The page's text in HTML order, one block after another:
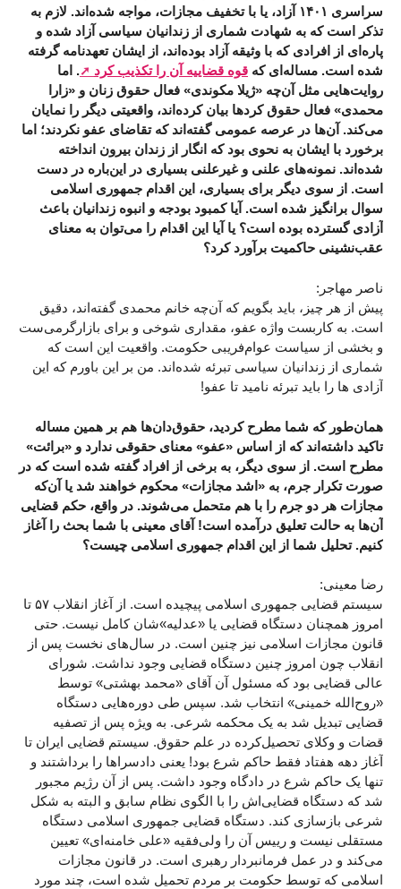
سراسری ۱۴۰۱ آزاد، یا با تخفیف مجازات، مواجه شده‌اند. لازم به
تذکر است که به شهادت شماری از زندانیان سیاسی آزاد شده و
پاره‌ای از افرادی که با وثیقه آزاد بوده‌اند، از ایشان تعهدنامه گرفته
شده است. مساله‌ای که قوه قضاییه آن را تکذیب کرد
. اما
روایت‌هایی مثل آن‌چه «ژیلا مکوندی» فعال حقوق زنان و «زارا
محمدی» فعال حقوق کردها بیان کرده‌اند، واقعیتی دیگر را نمایان
می‌‌کند. آن‌ها در عرصه عمومی گفته‌اند که تقاضای عفو نکردند؛ اما
برخورد با ایشان به نحوی بود که انگار از زندان بیرون انداخته
شده‌اند. نمونه‌های علنی و غیرعلنی بسیاری در این‌باره در دست
است. از سوی دیگر برای بسیاری، این اقدام جمهوری اسلامی
سوال‌ برانگیز شده است. آیا کمبود بودجه و انبوه زندانیان باعث
آزادی گسترده بوده است؟‌ یا آیا این اقدام را می‌توان به معنای
عقب‌نشینی حاکمیت برآورد کرد؟
ناصر مهاجر:
پیش از هر چیز، باید بگویم که آن‌چه خانم محمدی گفته‌اند، دقیق
است. به کاربست واژه عفو، مقداری شوخی و برای بازارگرمی‌ست
و بخشی از سیاست عوام‌فریبی حکومت. واقعیت این است که
شماری از زندانیان سیاسی تبرئه شده‌اند. من بر این باورم که این
آزادی ها را باید تبرئه نامید تا عفو!
همان‌طور که شما مطرح کردید، حقوق‌دان‌ها هم بر همین مساله
تاکید داشته‌اند که از اساس «عفو» معنای حقوقی ندارد و «برائت»
مطرح است. از سوی دیگر، به برخی از افراد گفته شده است که در
صورت تکرار جرم، به «اشد مجازات» محکوم خواهند شد یا آن‌که
مجازات هر دو جرم را با هم متحمل می‌شوند. در واقع، حکم قضایی
آن‌ها به حالت تعلیق درآمده است! آقای معینی با شما بحث را آغاز
کنیم. تحلیل شما از این اقدام جمهوری اسلامی چیست؟
رضا معینی:
سیستم قضایی جمهوری اسلامی پیچیده است. از آغاز انقلاب ۵۷ تا
امروز همچنان دستگاه قضایی یا «عدلیه»شان کامل نیست. حتی
قانون مجازات اسلامی نیز چنین است. در سال‌های نخست پس از
انقلاب چون امروز چنین دستگاه قضایی وجود نداشت. شورای
عالی قضایی بود که مسئول آن آقای «محمد بهشتی» توسط
«روح‌الله خمینی» انتخاب شد. سپس طی دوره‌هایی دستگاه
قضایی تبدیل شد به یک محکمه شرعی. به ویژه پس از تصفیه
قضات و وکلای تحصیل‌کرده در علم حقوق. سیستم قضایی ایران تا
آغاز دهه هفتاد فقط حاکم شرع بود! یعنی دادسراها را برداشتند و
تنها یک حاکم شرع در دادگاه وجود داشت. پس از آن رژیم مجبور
شد که دستگاه قضایی‌اش را با الگوی نظام سابق و البته به شکل
شرعی بازسازی کند. دستگاه قضایی جمهوری اسلامی دستگاه
مستقلی نیست و رییس آن را ولی‌فقیه «علی خامنه‌ای» تعیین
می‌کند و در عمل فرمانبردار رهبری است. در قانون مجازات
اسلامی که توسط حکومت بر مردم تحمیل شده است، چند مورد